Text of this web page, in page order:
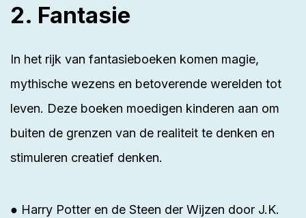
2. Fantasie
In het rijk van fantasieboeken komen magie,
mythische wezens en betoverende werelden tot
leven. Deze boeken moedigen kinderen aan om
buiten de grenzen van de realiteit te denken en
stimuleren creatief denken.
● Harry Potter en de Steen der Wijzen door J.K.